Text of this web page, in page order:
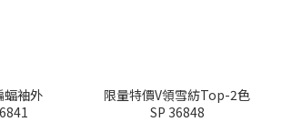
蝠袖外
限量特價V領雪紡Top-2色
SP 36848